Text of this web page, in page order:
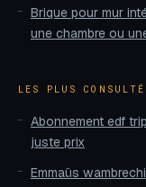
Brique pour mur
une chambre ou
LES PLUS
Abonnement edf
juste prix
Emmaüs